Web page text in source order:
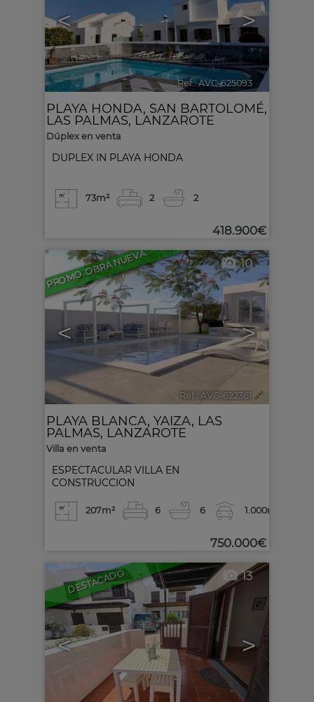
< >
Ref.. AVC-625093 🔗
DUPLEX IN PLAYA HONDA
PLAYA HONDA, SAN BARTOLOMÉ,
LAS PALMAS, LANZAROTE
Dúplex en venta
73m² 2 2
418.900€
PROMO. OBRA NUEVA
< >
10
Ref.. AVC-622361 🔗
ESPECTACULAR VILLA EN
CONSTRUCCION
PLAYA BLANCA, YAIZA, LAS
PALMAS, LANZAROTE
Villa en venta
207m² 6 6 1.000m²
750.000€
DESTACADO
< >
13